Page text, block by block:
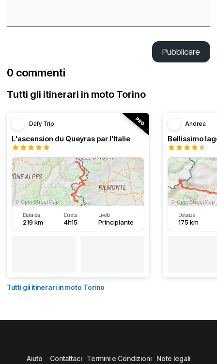
Pubblicare
0 commenti
Tutti gli itinerari in moto Torino
Dafy Trip
L'ascension du Queyras par l'Italie
Distanza
219 km
Durata
4h15
Livello
Principiante
Andrea
Distanza
175 km
Tutti gli itinerari in moto Torino
Aiuto Contattaci Termini e Condizioni Note legali